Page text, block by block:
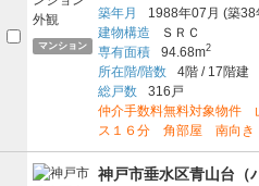
マンション
築年月 1988年07月 (築38
建物構造
ＳＲＣ
専有面積
94.68m2
所在階/階数 4階 /17階建
総戸数
316戸
仲介手数料無料対象物件
ス１６分 角部屋 南向き
神戸市垂水区青山台（